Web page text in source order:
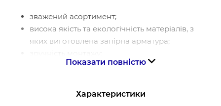
зважений асортимент;
висока якість та екологічність матеріалів, з
яких виготовлена ​​запірна арматура;
міцність, стійкість до корозійних процесів та
вся продукція забезпечена гарантією та
Показати повністю
Характеристики